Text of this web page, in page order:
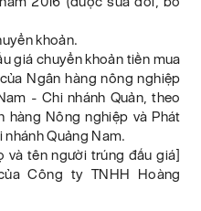
khoản.
giá chuyển khoản tiền mua
Ngân hàng nông nghiệp
- Chi nhánh Quản, theo
hàng Nông nghiệp và Phát
Quảng Nam.
và tên người trúng đấu giá]
Công ty TNHH Hoàng